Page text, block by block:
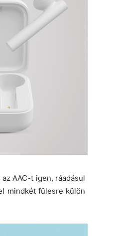
AAC-t igen, ráadásul
mindkét fülesre külön